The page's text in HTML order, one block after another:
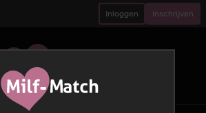
Inloggen Inschrijven